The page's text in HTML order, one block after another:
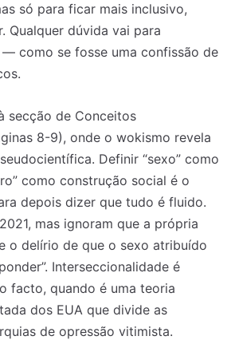
só para ficar mais inclusivo,
Qualquer dúvida vai para
— como se fosse uma confissão de
secção de Conceitos
8-9), onde o wokismo revela
Definir “sexo” como
como construção social é o
depois dizer que tudo é fluido.
mas ignoram que a própria
o delírio de que o sexo atribuído
Interseccionalidade é
facto, quando é uma teoria
dos EUA que divide as
de opressão vitimista.